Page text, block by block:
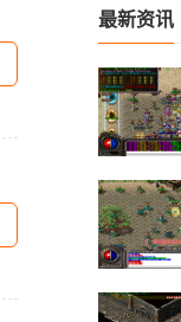
最新资讯